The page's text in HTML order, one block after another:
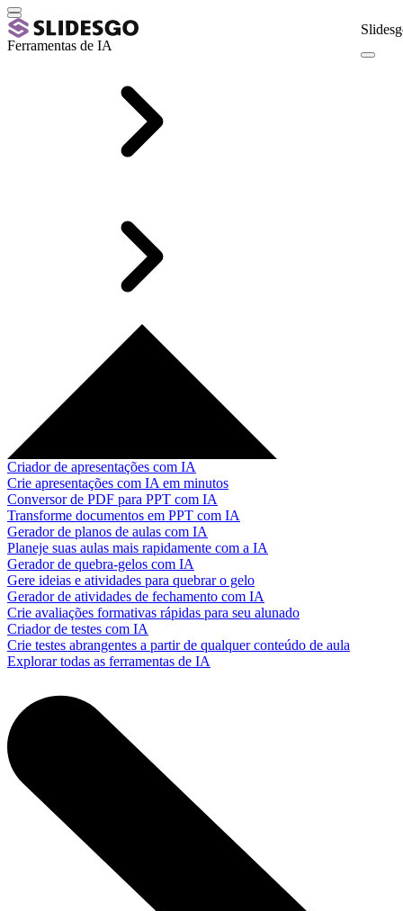
Ferramentas de IA
Criador de apresentações com IA
Crie apresentações com IA em minutos
Conversor de PDF para PPT com IA
Transforme documentos em PPT com IA
Gerador de planos de aulas com IA
Planeje suas aulas mais rapidamente com a IA
Gerador de quebra-gelos com IA
Gere ideias e atividades para quebrar o gelo
Gerador de atividades de fechamento com IA
Crie avaliações formativas rápidas para seu alunado
Criador de testes com IA
Crie testes abrangentes a partir de qualquer conteúdo de aula
Explorar todas as ferramentas de IA